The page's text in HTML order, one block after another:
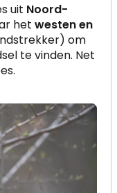
uit Noord-
het westen en
om
te vinden. Net